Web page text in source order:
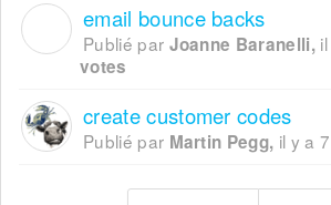
email bounce backs
Publié par Joanne Baranelli,
votes
create customer codes
Publié par Martin Pegg, il y a